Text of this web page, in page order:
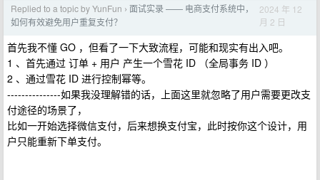
Replied to a topic by YunFun › 面试实录 —— 电商支付系统中，
如何有效避免用户重复支付？
2024 年 12
月 2 日
首先我不懂 GO ，但看了一下大致流程，可能和现实有出入吧。
1 、首先通过 订单 + 用户 产生一个雪花 ID （全局事务 ID ）
2 、通过雪花 ID 进行控制幂等。
---------------如果我没理解错的话，上面这里就忽略了用户需要更改支
付途径的场景了，
比如一开始选择微信支付，后来想换支付宝，此时按你这个设计，用
户只能重新下单支付。